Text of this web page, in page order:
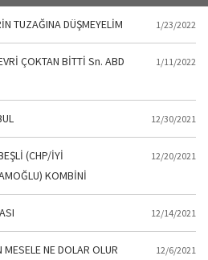
TUZAĞINA DÜŞMEYELİM 1/23/2022
ÇOKTAN BİTTİ Sn. ABD
1/11/2022
12/30/2021
(CHP/İYİ
KOMBİNİ
12/20/2021
12/14/2021
MESELE NE DOLAR OLUR
12/6/2021